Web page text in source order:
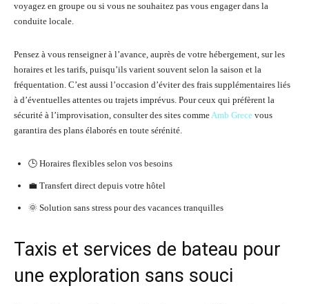
voyagez en groupe ou si vous ne souhaitez pas vous engager dans la
conduite locale.
Pensez à vous renseigner à l’avance, auprès de votre hébergement, sur les
horaires et les tarifs, puisqu’ils varient souvent selon la saison et la
fréquentation. C’est aussi l’occasion d’éviter des frais supplémentaires liés
à d’éventuelles attentes ou trajets imprévus. Pour ceux qui préfèrent la
sécurité à l’improvisation, consulter des sites commeAmb Grece vous
garantira des plans élaborés en toute sérénité.
🕒 Horaires flexibles selon vos besoins
💼 Transfert direct depuis votre hôtel
🌞 Solution sans stress pour des vacances tranquilles
Taxis et services de bateau pour
une exploration sans souci